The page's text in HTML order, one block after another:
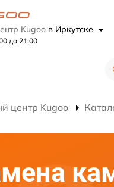
Kugoo в Иркутске
до 21:00
центр Kugoo